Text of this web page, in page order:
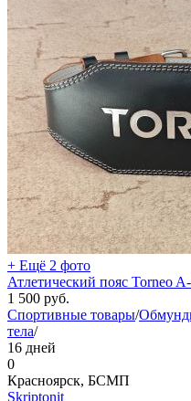
+ Ещё 2 фото
Атлетический пояс Torneo
1 500 руб.
Спортивные товары/
тела/
16 дней
0
Красноярск, БСМП
Skriptonit